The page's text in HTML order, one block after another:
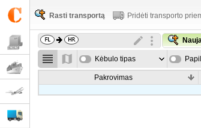
Rasti transportą Pridėti transporto
Kėbulo tipas
Pakrovimas